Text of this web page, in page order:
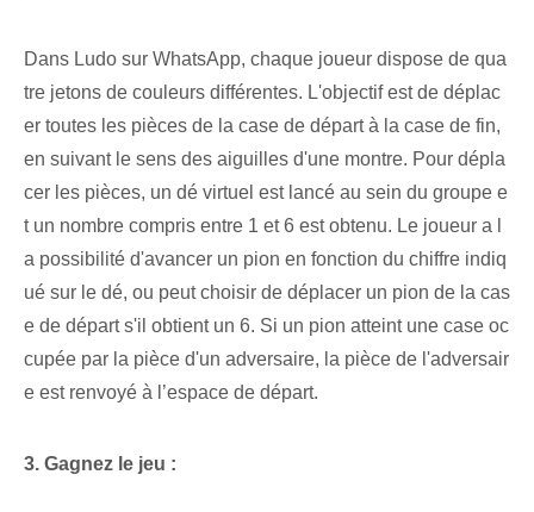
Dans⁢ Ludo sur WhatsApp, ‌chaque​ joueur dispose de qua
tre jetons de couleurs différentes. L'objectif est de déplac
er toutes les pièces de la case de départ à la case de fin,
en suivant le sens des aiguilles d'une montre. Pour dépla
cer les pièces, un dé virtuel est lancé au sein du groupe e
t un nombre compris entre 1 et 6 est obtenu. Le joueur a l
a possibilité d'avancer un pion en fonction du chiffre indiq
ué sur le dé, ou peut choisir de déplacer un pion de la cas
e de départ s'il obtient un 6. Si un pion atteint une case oc
cupée par la pièce d'un adversaire, la pièce de l'adversair
e est renvoyé à l’espace de départ.
3. Gagnez le jeu :